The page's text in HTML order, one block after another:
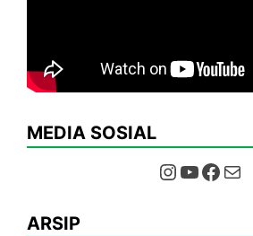
MEDIA SOSIAL
Instagram YouTube Facebook Mail
ARSIP